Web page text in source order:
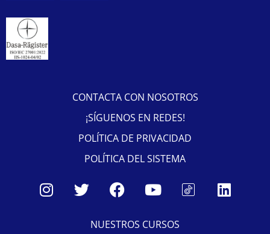
CONTACTA CON NOSOTROS
¡SÍGUENOS EN REDES!
POLÍTICA DE PRIVACIDAD
POLÍTICA DEL SISTEMA
NUESTROS CURSOS